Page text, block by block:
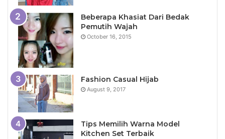
Beberapa Khasiat Dari Bedak
Pemutih Wajah
October 16, 2015
Fashion Casual Hijab
August 9, 2017
Tips Memilih Warna Model
Kitchen Set Terbaik